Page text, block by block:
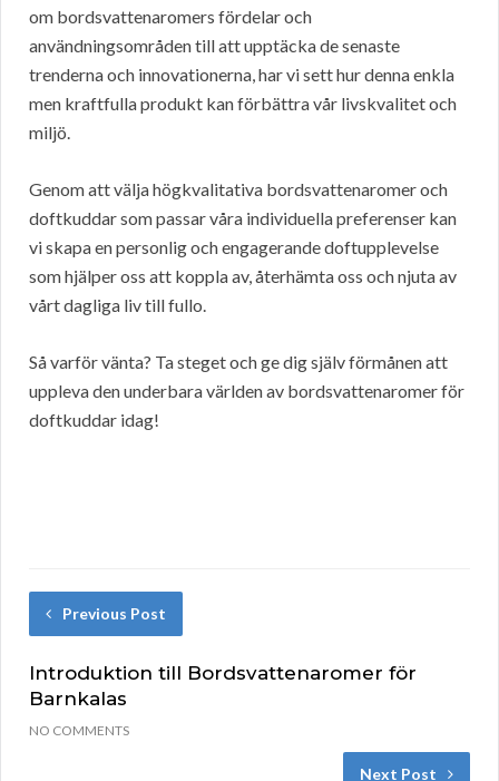
om bordsvattenaromers fördelar och
användningsområden till att upptäcka de senaste
trenderna och innovationerna, har vi sett hur denna enkla
men kraftfulla produkt kan förbättra vår livskvalitet och
miljö.
Genom att välja högkvalitativa bordsvattenaromer och
doftkuddar som passar våra individuella preferenser kan
vi skapa en personlig och engagerande doftupplevelse
som hjälper oss att koppla av, återhämta oss och njuta av
vårt dagliga liv till fullo.
Så varför vänta? Ta steget och ge dig själv förmånen att
uppleva den underbara världen av bordsvattenaromer för
doftkuddar idag!
Previous Post
Introduktion till Bordsvattenaromer för
Barnkalas
NO COMMENTS
Next Post